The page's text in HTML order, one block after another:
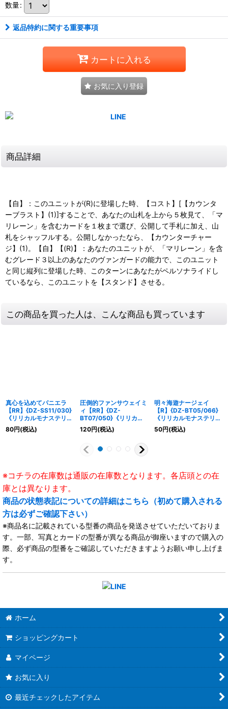
数量:
返品特約に関する重要事項
カートに入れる
お気に入り登録
商品詳細
【自】：このユニットが(R)に登場した時、【コスト】[【カウンタ
ーブラスト】(1)]することで、あなたの山札を上から５枚見て、「マ
リレーン」を含むカードを１枚まで選び、公開して手札に加え、山
札をシャッフルする。公開しなかったなら、【カウンターチャー
ジ】(1)。【自】【(R)】：あなたのユニットが、「マリレーン」を含
むグレード３以上のあなたのヴァンガードの能力で、このユニット
と同じ縦列に登場した時、このターンにあなたがペルソナライドし
ているなら、このユニットを【スタンド】させる。
この商品を買った人は、こんな商品も買っています
真心を込めてパニエラ
【RR】{DZ-SS11/030}
《リリカルモナステリ
オ》
80円(税込)
圧倒的ファンサウェイミ
ィ【RR】{DZ-
BT07/050}《リリカル
モナステリオ》
120円(税込)
明々海遊ナージェイ
【R】{DZ-BT05/066}
《リリカルモナステリ
オ》
50円(税込)
※コチラの在庫数は通販の在庫数となります。各店頭との在
庫とは異なります。
商品の状態表記についての詳細はこちら（初めて購入される
方は必ずご確認下さい）
※商品名に記載されている型番の商品を発送させていただいておりま
す。一部、写真とカードの型番が異なる商品が御座いますので購入の
際、必ず商品の型番をご確認していただきますようお願い申し上げま
す。
ホーム
ショッピングカート
マイページ
お気に入り
最近チェックしたアイテム